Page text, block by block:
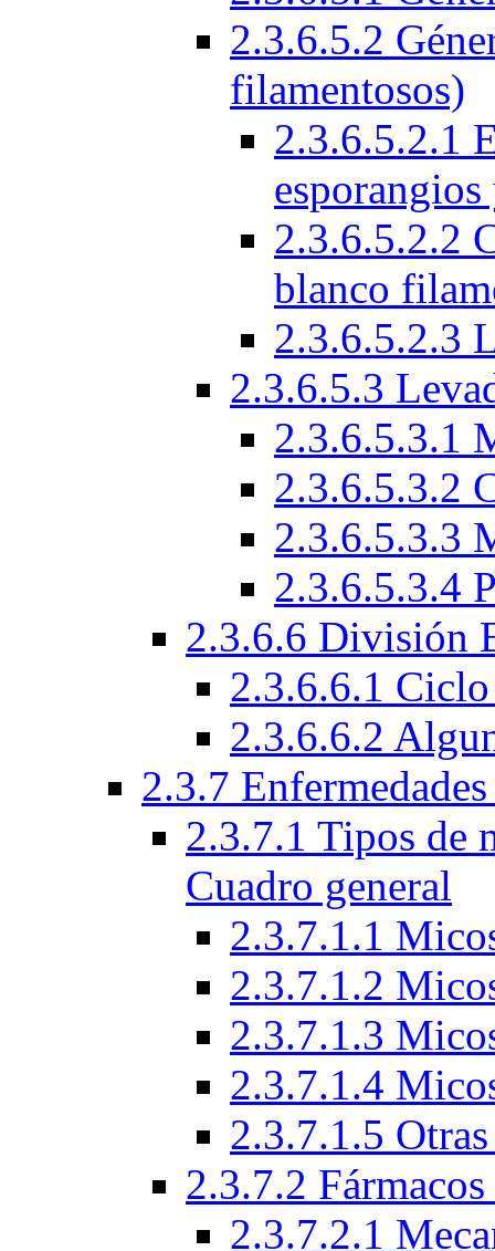
2.3.6.5.2
filamentosos)
2.3.6.5.2.1
esporangios
2.3.6.5.2.2
blanco
2.3.6.5.2.3
2.3.6.5.3
2.3.6.5.3.1
2.3.6.5.3.2
2.3.6.5.3.3
2.3.6.5.3.4
2.3.6.6 División
2.3.6.6.1
2.3.6.6.2
2.3.7
2.3.7.1 Tipos de
Cuadro general
2.3.7.1.1
2.3.7.1.2
2.3.7.1.3
2.3.7.1.4
2.3.7.1.5
2.3.7.2
2.3.7.2.1